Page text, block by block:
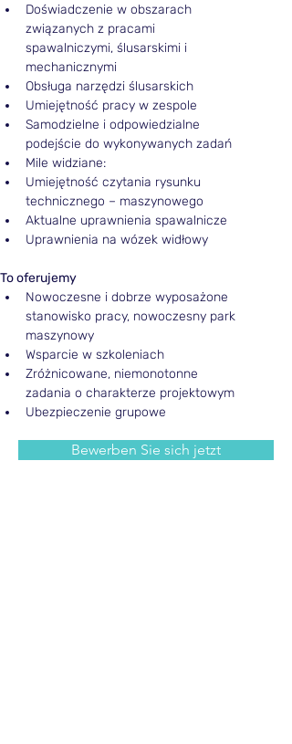
Doświadczenie w obszarach
związanych z pracami
spawalniczymi, ślusarskimi i
mechanicznymi
Obsługa narzędzi ślusarskich
Umiejętność pracy w zespole
Samodzielne i odpowiedzialne
podejście do wykonywanych zadań
Mile widziane:
Umiejętność czytania rysunku
technicznego – maszynowego
Aktualne uprawnienia spawalnicze
Uprawnienia na wózek widłowy
To oferujemy
Nowoczesne i dobrze wyposażone
stanowisko pracy, nowoczesny park
maszynowy
Wsparcie w szkoleniach
Zróżnicowane, niemonotonne
zadania o charakterze projektowym
Ubezpieczenie grupowe
Bewerben Sie sich jetzt